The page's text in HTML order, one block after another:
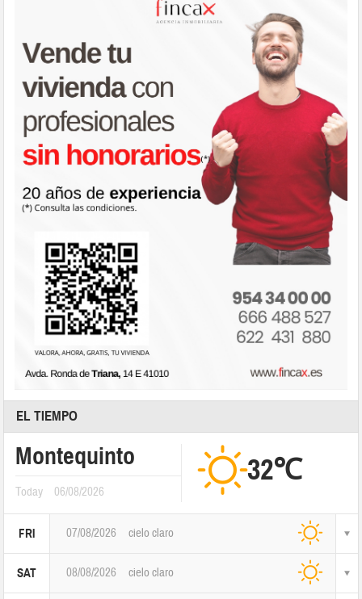
EL TIEMPO
Montequinto
Today 06/08/2026
32℃
FRI 07/08/2026 cielo claro
SAT 08/08/2026 cielo claro